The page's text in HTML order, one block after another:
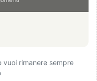
vuoi rimanere sempre